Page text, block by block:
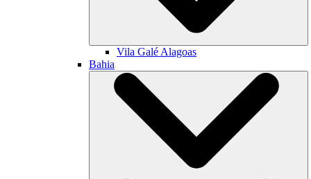
Vila Galé Alagoas
Bahia